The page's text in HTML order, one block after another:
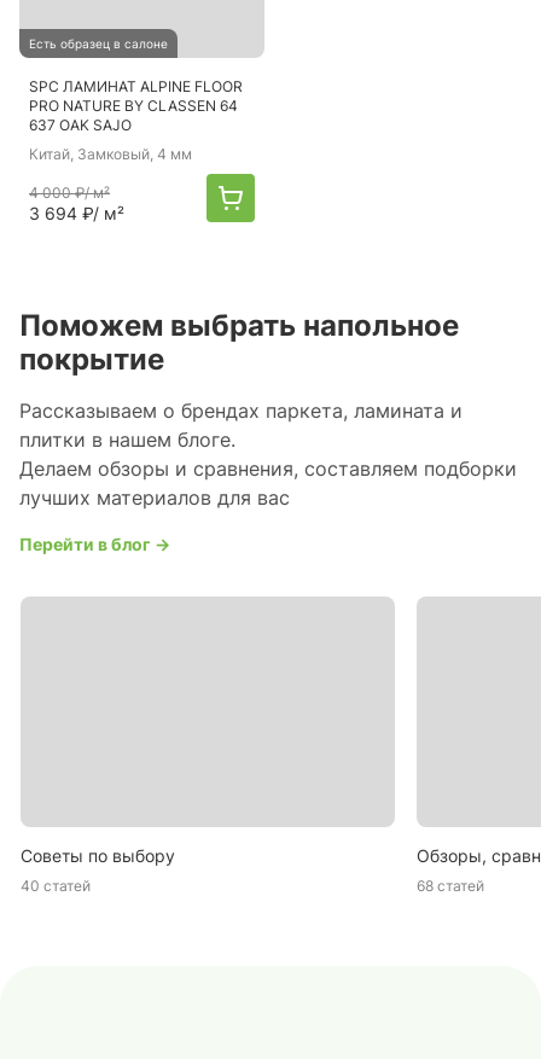
Есть образец в салоне
SPC ЛАМИНАТ ALPINE FLOOR
PRO NATURE BY CLASSEN 64
637 OAK SAJO
Китай, Замковый, 4 мм
4 000 ₽/ м²
3 694 ₽/ м²
Поможем выбрать напольное
покрытие
Рассказываем о брендах паркета, ламината и
плитки в нашем блоге.
Делаем обзоры и сравнения, составляем подборки
лучших материалов для вас
Перейти в блог →
Советы по выбору
40 статей
Обзоры,
68 статей